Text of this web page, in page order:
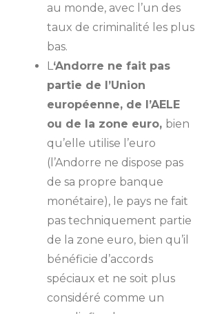
au monde, avec l’un des
taux de criminalité les plus
bas.
L‘Andorre ne fait pas
partie de l’Union
européenne, de l’AELE
ou de la zone euro, bien
qu’elle utilise l’euro
(l’Andorre ne dispose pas
de sa propre banque
monétaire), le pays ne fait
pas techniquement partie
de la zone euro, bien qu’il
bénéficie d’accords
spéciaux et ne soit plus
considéré comme un